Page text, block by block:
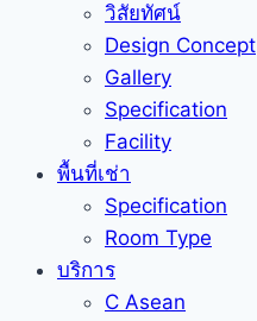
วิสัยทัศน์
Design Concept
Gallery
Specification
Facility
พื้นที่เช่า
Specification
Room Type
บริการ
C Asean